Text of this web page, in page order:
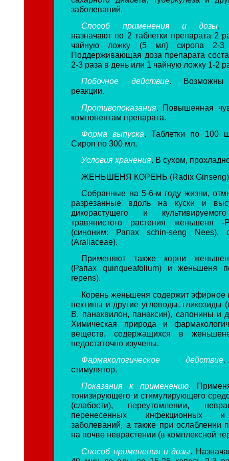
заболеваний.
Способ применения и дозы.
назначают по 2 таблетки препарата 2
чайную ложку (5 мл) сиропа 2-
Поддерживающая доза препарата
2-3 раза в день или 1 чайную ложку 1-2
Побочное действие. Возможны
реакции.
Противопоказания. Повышенная
компонентам препарата.
Форма выпуска. Таблетки по 100
Сироп по 300 мл.
Условия хранения. В сухом,
ЖЕНЬШЕНЯ КОРЕНЬ (Radix Ginseng)
Собранные на 5-6-м году жизни,
разрезанные вдоль на куски и
дикорастущего и
травянистого растения женьшеня -
(синоним: Рапах schin-seng Nees),
(Araliaceae).
Применяют также корни
(Рапах quinqueafolium) и женьшеня
repens).
Корень женьшеня содержит
пектины и другие углеводы, гликозиды
В, панаквилон, панаксин), сапонины и
Химическая природа и
веществ, содержащихся в
недостаточно изучены.
Фармакологическое действие.
стимулятор.
Показания к применению.
тонизирующего и стимулирующего
(слабости), переутомлении,
перенесенных инфекционных
заболеваний, а также при ослаблении
на почве неврастении (в комплексной
Способ применения и дозы .